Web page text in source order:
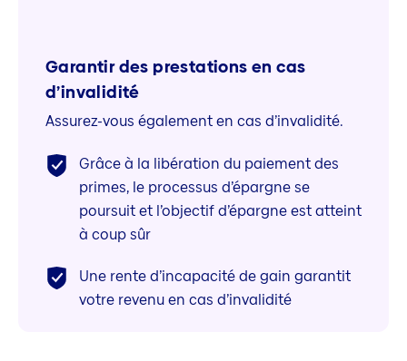
Garantir des prestations en cas
d’invalidité
Assurez-vous également en cas d’invalidité.
Grâce à la libération du paiement des
primes, le processus d’épargne se
poursuit et l’objectif d’épargne est atteint
à coup sûr
Une rente d’incapacité de gain garantit
votre revenu en cas d’invalidité